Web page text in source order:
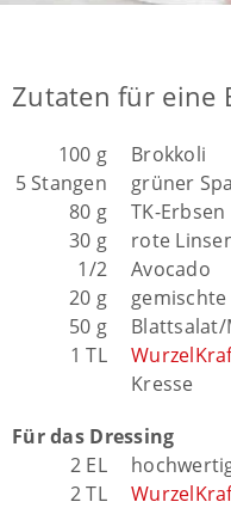
Zutaten für eine
100 g
Brokkoli
5 Stangen
grüner
80 g
TK-Erbsen
30 g
rote
1/2
Avocado
20 g
50 g
Blattsalat/
1 TL
Kresse
Für das Dressing
2 EL
2 TL